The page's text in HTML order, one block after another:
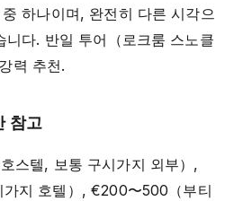
하나이며, 완전히 다른 시각으
니다. 반일 투어（로크룸 스노클
강력 추천.
참고
스텔, 보통 구시가지 외부）,
지 호텔）, €200〜500（부티